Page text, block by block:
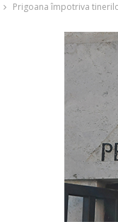
Prigoana împotriva